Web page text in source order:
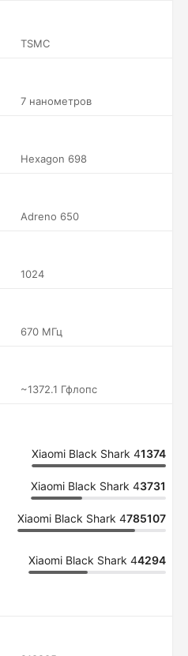
TSMC
7 нанометров
Hexagon 698
Adreno 650
1024
670 МГц
~1372.1 Гфлопс
Xiaomi Black Shark 41374
Xiaomi Black Shark 43731
Xiaomi Black Shark 4785107
Xiaomi Black Shark 44294